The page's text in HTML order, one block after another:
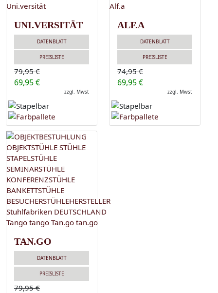
UNI.VERSITÄT
DATENBLATT
PREISLISTE
79,95 €
69,95 €
zzgl. Mwst
ALF.A
DATENBLATT
PREISLISTE
74,95 €
69,95 €
zzgl. Mwst
TAN.GO
DATENBLATT
PREISLISTE
79,95 €